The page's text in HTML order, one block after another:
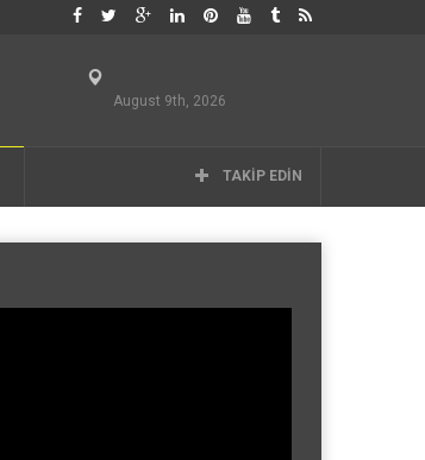
August 9th, 2026
TAKIP EDIN